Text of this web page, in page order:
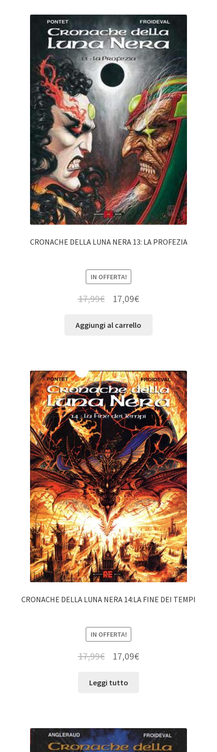
CRONACHE DELLA LUNA NERA 13: LA PROFEZIA
IN OFFERTA!
17,99€ 17,09€
Aggiungi al carrello
CRONACHE DELLA LUNA NERA 14:LA FINE DEI TEMPI
IN OFFERTA!
17,99€ 17,09€
Leggi tutto